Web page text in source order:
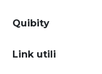
Quibity
Link utili